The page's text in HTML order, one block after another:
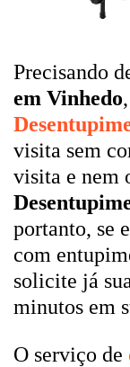
Precisando
em Vinhedo
visita sem
visita e nem
portanto, se
com
solicite já
minutos em
O serviço de